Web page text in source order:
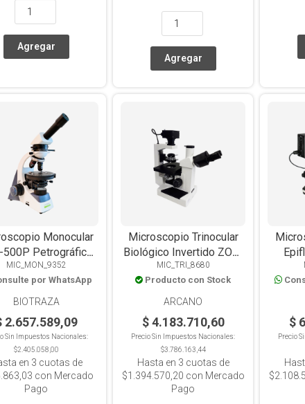
Monocular
500P Petrográfico,
Acromática,
Platina Circular
Graduada 360°,
MIC_MON_9352
por WhatsApp
BIOTRAZA
2.657.589,09
Sin Impuestos Nacionales:
$2.405.058,00
en 3 cuotas de
con Mercado
Pago
Microscopio Trinocular
Biológico Invertido ZOU-
T, Óptica Plana, Ph10x,
LED
MIC_TRI_8680
Producto con Stock
ARCANO
$ 4.183.710,60
Precio Sin Impuestos Nacionales:
$3.786.163,44
Hasta en 3 cuotas de
$1.394.570,20 con Mercado
Pago
5
$
Precio